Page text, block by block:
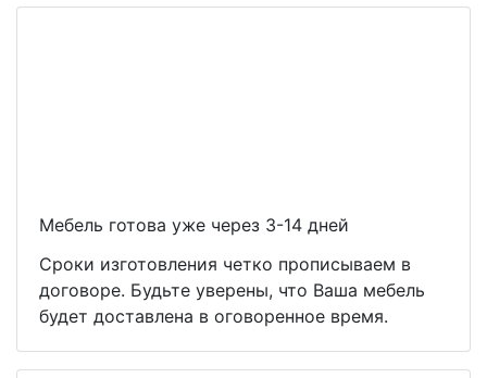
Мебель готова уже через 3-14 дней
Сроки изготовления четко прописываем в
договоре. Будьте уверены, что Ваша мебель
будет доставлена в оговоренное время.